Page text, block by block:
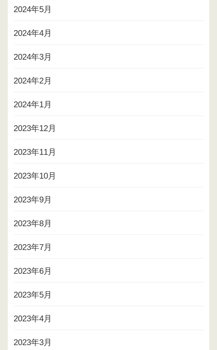
2024年5月
2024年4月
2024年3月
2024年2月
2024年1月
2023年12月
2023年11月
2023年10月
2023年9月
2023年8月
2023年7月
2023年6月
2023年5月
2023年4月
2023年3月